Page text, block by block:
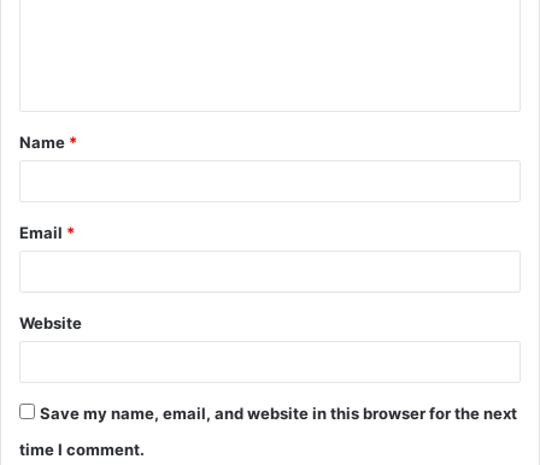
Name *
Email *
Website
Save my name, email, and website in this browser for the next
time I comment.